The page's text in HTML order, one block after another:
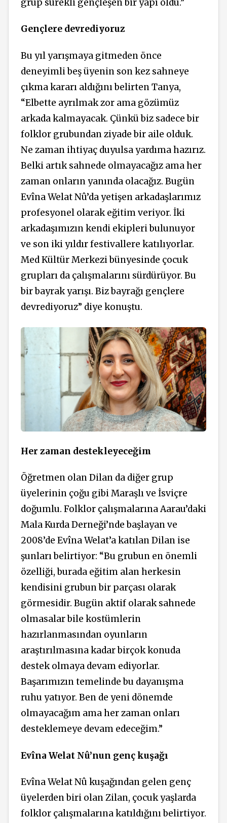
grup sürekli gençleşen bir yapı oldu.”
Gençlere devrediyoruz
Bu yıl yarışmaya gitmeden önce
deneyimli beş üyenin son kez sahneye
çıkma kararı aldığını belirten Tanya,
“Elbette ayrılmak zor ama gözümüz
arkada kalmayacak. Çünkü biz sadece bir
folklor grubundan ziyade bir aile olduk.
Ne zaman ihtiyaç duyulsa yardıma hazırız.
Belki artık sahnede olmayacağız ama her
zaman onların yanında olacağız. Bugün
Evîna Welat Nû’da yetişen arkadaşlarımız
profesyonel olarak eğitim veriyor. İki
arkadaşımızın kendi ekipleri bulunuyor
ve son iki yıldır festivallere katılıyorlar.
Med Kültür Merkezi bünyesinde çocuk
grupları da çalışmalarını sürdürüyor. Bu
bir bayrak yarışı. Biz bayrağı gençlere
devrediyoruz” diye konuştu.
Her zaman destekleyeceğim
Öğretmen olan Dilan da diğer grup
üyelerinin çoğu gibi Maraşlı ve İsviçre
doğumlu. Folklor çalışmalarına Aarau’daki
Mala Kurda Derneği’nde başlayan ve
2008’de Evîna Welat’akatılanDilan ise
şunları belirtiyor: “Bu grubun en önemli
özelliği, burada eğitim alan herkesin
kendisini grubun bir parçası olarak
görmesidir. Bugün aktif olarak sahnede
olmasalar bile kostümlerin
hazırlanmasından oyunların
araştırılmasına kadar birçok konuda
destek olmaya devam ediyorlar.
Başarımızın temelinde bu dayanışma
ruhu yatıyor. Ben de yeni dönemde
olmayacağım ama her zaman onları
desteklemeye devam edeceğim.”
Evîna Welat Nû’nun genç kuşağı
Evîna Welat Nû kuşağından gelen genç
üyelerden biri olan Zilan, çocuk yaşlarda
folklor çalışmalarına katıldığını belirtiyor.